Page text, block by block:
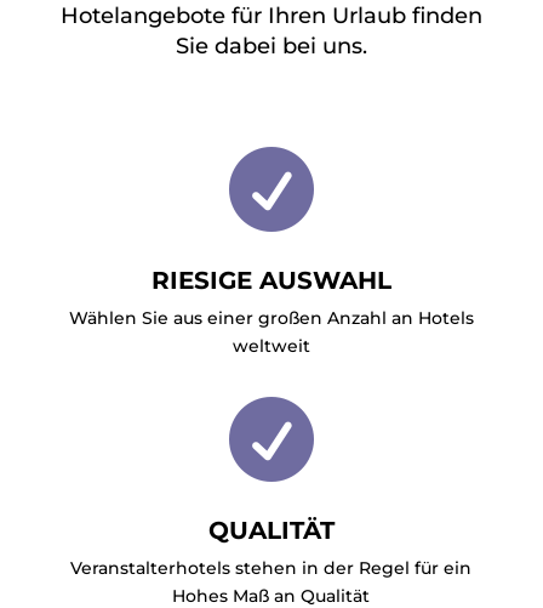
Hotelangebote für Ihren Urlaub finden
Sie dabei bei uns.

RIESIGE AUSWAHL
Wählen Sie aus einer großen Anzahl an Hotels
weltweit

QUALITÄT
Veranstalterhotels stehen in der Regel für ein
Hohes Maß an Qualität